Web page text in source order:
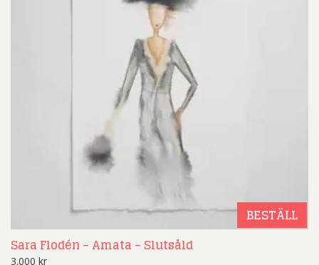
BESTÄLL
Sara Flodén – Amata – Slutsåld
3.000 kr